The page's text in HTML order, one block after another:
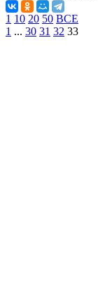
1 10 20 50 ВСЕ
1 ... 30 31 32 33